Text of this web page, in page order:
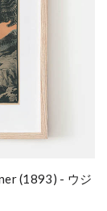
(1893) - ウジ